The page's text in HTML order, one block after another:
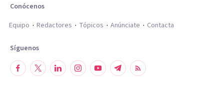
Conócenos
Equipo
Redactores Tópicos Anúnciate Contacta
Síguenos